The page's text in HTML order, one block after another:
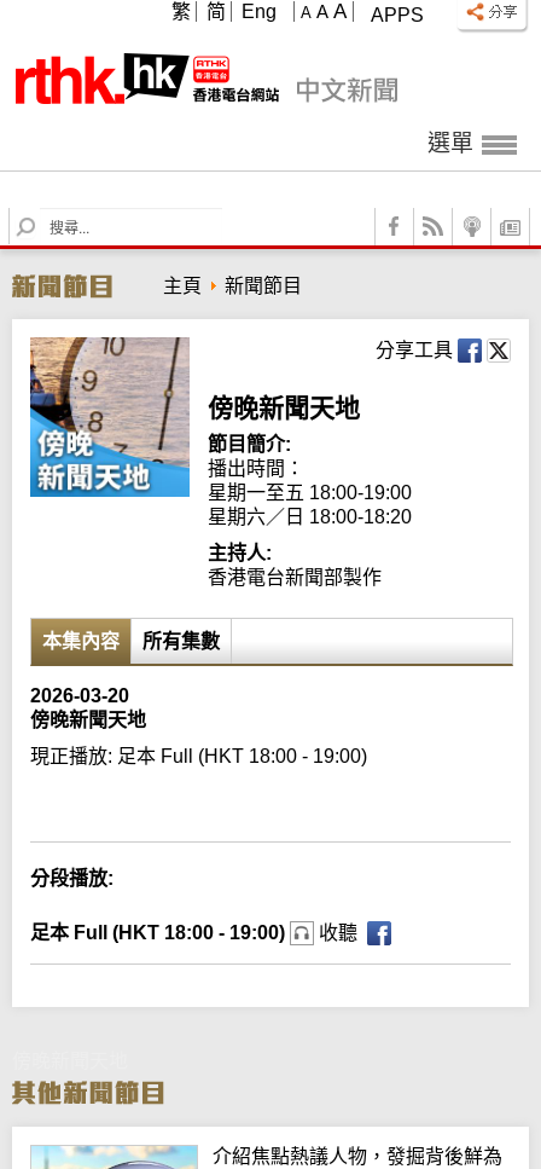
APPS
A A A
繁 简 Eng
選單
S
e
r
c
h
主頁 新聞節目
分享工具
傍晚新聞天地
節目簡介:
播出時間：
星期一至五 18:00-19:00
星期六／日 18:00-18:20
主持人:
香港電台新聞部製作
本集內容 所有集數
2026-03-20
傍晚新聞天地
現正播放: 足本 Full (HKT 18:00 - 19:00)
分段播放:
足本 Full (HKT 18:00 - 19:00) 收聽
介紹焦點熱議人物，發掘背後鮮為